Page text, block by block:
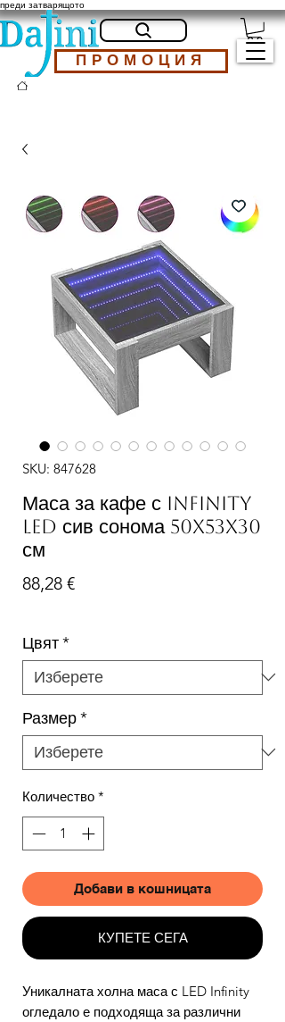
преди затварящото
ПРОМОЦИЯ
SKU: 847628
Маса за кафе с Infinity
LED сив сонома 50x53x30
см
88,28 €Цена
Цвят*
Размер*
Количество *
Добави в кошницата
КУПЕТЕ СЕГА
Уникалната холна маса с LED Infinity
огледало е подходяща за различни